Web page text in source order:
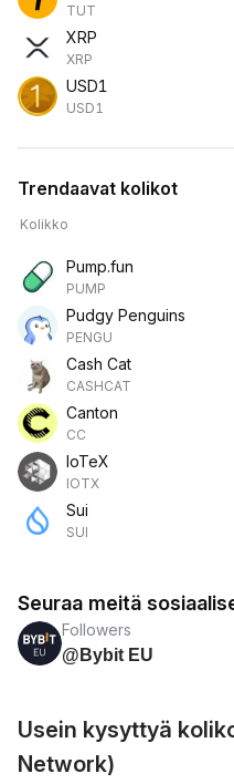
TUT
XRP
XRP
USD1
USD1
Trendaavat kolikot
Kolikko
Pump.fun
PUMP
Pudgy Penguins
PENGU
Cash Cat
CASHCAT
Canton
CC
IoTeX
IOTX
Sui
SUI
Seuraa meitä
Followers
@Bybit EU
Usein kysyttyä
Network)